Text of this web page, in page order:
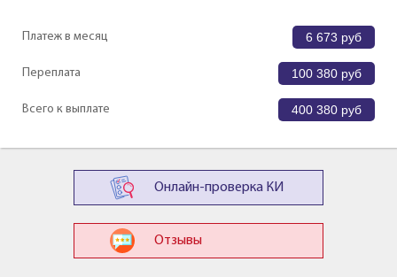
Платеж в месяц 6 673 руб
Переплата 100 380 руб
Всего к выплате 400 380 руб
Онлайн-проверка КИ
Отзывы